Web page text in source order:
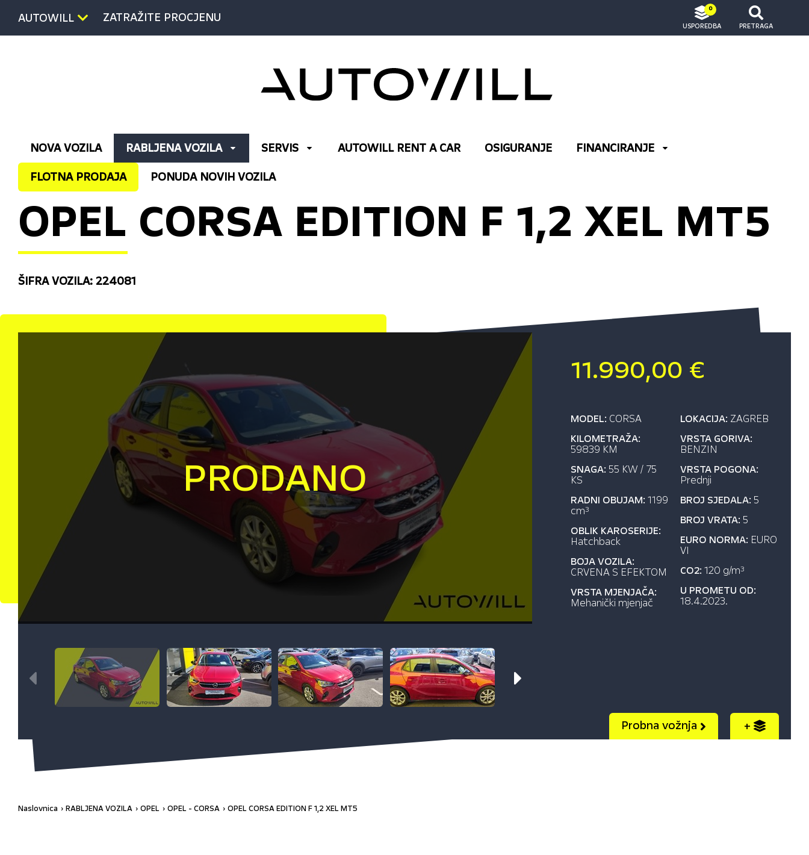
AUTOWILL ZATRAŽITE PROCJENU
0
USPOREDBA PRETRAGA
NOVA VOZILA RABLJENA VOZILA SERVIS AUTOWILL RENT A CAR OSIGURANJE
FINANCIRANJE
FLOTNA PRODAJA
PONUDA NOVIH VOZILA
OPEL CORSA EDITION F 1,2 XEL MT5
ŠIFRA VOZILA: 224081
11.990,00 €
MODEL: CORSA
KILOMETRAŽA:
59839 KM
SNAGA: 55 KW / 75
KS
RADNI OBUJAM: 1199
cm3
OBLIK KAROSERIJE:
Hatchback
BOJA VOZILA:
CRVENA S EFEKTOM
VRSTA MJENJAČA:
Mehanički mjenjač
LOKACIJA: ZAGREB
VRSTA GORIVA:
BENZIN
VRSTA POGONA:
Prednji
BROJ SJEDALA: 5
BROJ VRATA: 5
EURO NORMA: EURO
VI
CO2:
120 g/m3
U PROMETU OD:
18.4.2023.
Probna vožnja +
Naslovnica RABLJENA VOZILA OPEL OPEL - CORSA OPEL CORSA EDITION F 1,2 XEL MT5